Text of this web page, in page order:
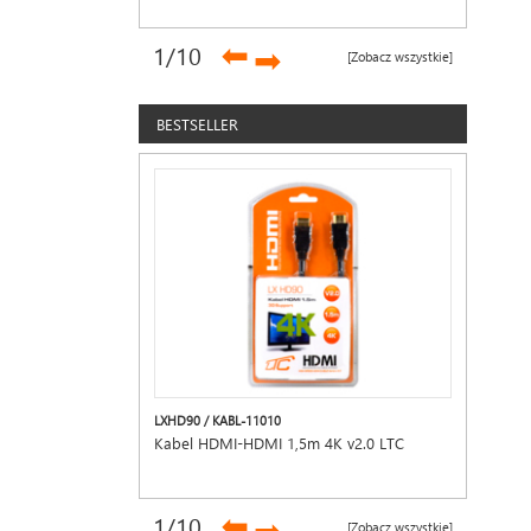
[Zobacz wszystkie]
1/10 ➡➡
BESTSELLER
LXHD90 / KABL-11010
Kabel HDMI-HDMI 1,5m 4K v2.0 LTC
[Zobacz wszystkie]